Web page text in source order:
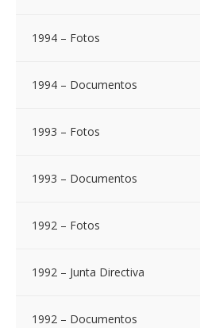
1994 – Fotos
1994 – Documentos
1993 – Fotos
1993 – Documentos
1992 – Fotos
1992 – Junta Directiva
1992 – Documentos